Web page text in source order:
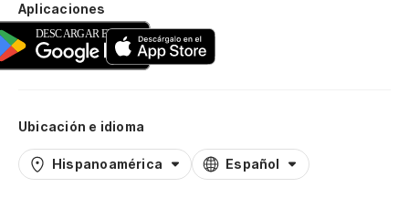
Aplicaciones
Ubicación e idioma
Hispanoamérica Español